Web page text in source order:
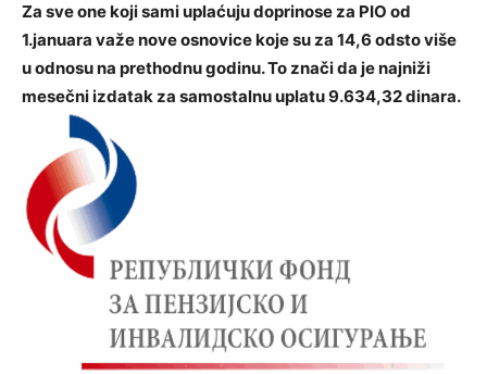
Za sve one koji sami uplaćuju doprinose za PIO od
1.januara važe nove osnovice koje su za 14,6 odsto više
u odnosu na prethodnu godinu. To znači da je najniži
mesečni izdatak za samostalnu uplatu 9.634,32 dinara.